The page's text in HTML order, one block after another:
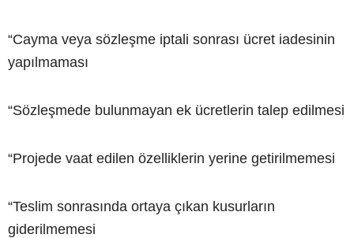
“Cayma veya sözleşme iptali sonrası ücret iadesinin
yapılmaması
“Sözleşmede bulunmayan ek ücretlerin talep edilmesi
“Projede vaat edilen özelliklerin yerine getirilmemesi
“Teslim sonrasında ortaya çıkan kusurların
giderilmemesi